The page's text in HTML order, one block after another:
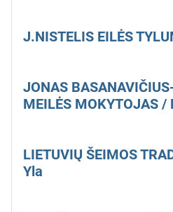
J.NISTELIS EILĖS
JONAS
MEILĖS MOKYTOJAS
LIETUVIŲ ŠEIMOS
Yla